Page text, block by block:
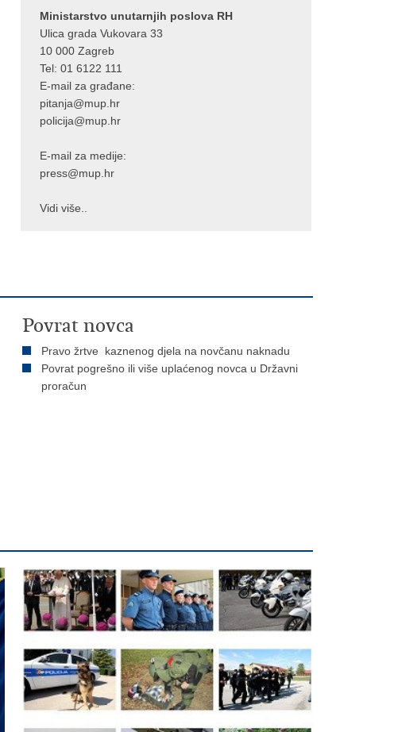
Ministarstvo unutarnjih poslova RH
Ulica grada Vukovara 33
10 000 Zagreb
Tel: 01 6122 111
E-mail za građane:
pitanja@mup.hr
policija@mup.hr
E-mail za medije:
press@mup.hr
Vidi više..
Povrat novca
Pravo žrtve kaznenog djela na novčanu naknadu
Povrat pogrešno ili više uplaćenog novca u Državni
proračun